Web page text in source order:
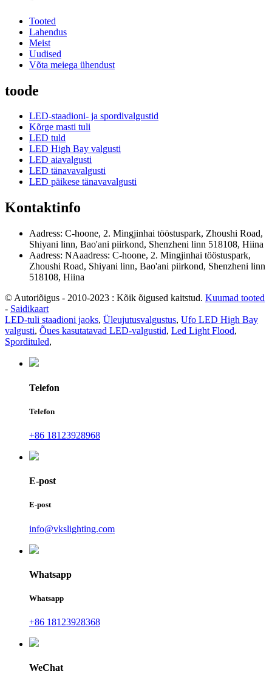
Tooted
Lahendus
Meist
Uudised
Võta meiega ühendust
toode
LED-staadioni- ja spordivalgustid
Kõrge masti tuli
LED tuld
LED High Bay valgusti
LED aiavalgusti
LED tänavavalgusti
LED päikese tänavavalgusti
Kontaktinfo
Aadress: C-hoone, 2. Mingjinhai tööstuspark, Zhoushi Road,
Shiyani linn, Bao'ani piirkond, Shenzheni linn 518108, Hiina
Aadress: NAaadress: C-hoone, 2. Mingjinhai tööstuspark,
Zhoushi Road, Shiyani linn, Bao'ani piirkond, Shenzheni linn
518108, Hiina
© Autoriõigus - 2010-2023 : Kõik õigused kaitstud. Kuumad tooted
- Saidikaart
LED-tuli staadioni jaoks, Üleujutusvalgustus, Ufo LED High Bay
valgusti, Õues kasutatavad LED-valgustid, Led Light Flood,
Spordituled,
Telefon
Telefon
+86 18123928968
E-post
E-post
info@vkslighting.com
Whatsapp
Whatsapp
+86 18123928368
WeChat